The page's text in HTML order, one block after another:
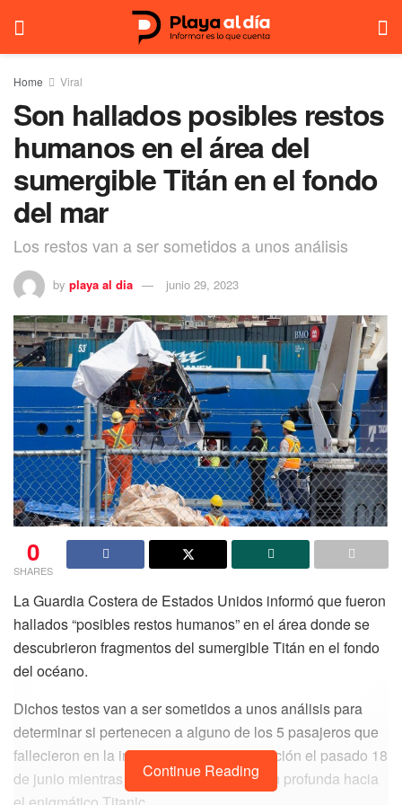
Home Viral
Son hallados posibles restos
humanos en el área del
sumergible Titán en el fondo
del mar
Los restos van a ser sometidos a unos análisis
by playa al dia junio 29, 2023
0
SHARES
La Guardia Costera de Estados Unidos informó que fueron
hallados “posibles restos humanos” en el área donde se
descubrieron fragmentos del sumergible Titán en el fondo
del océano.
Dichos testos van a ser sometidos a unos análisis para
determinar si pertenecen a alguno de los 5 pasajeros que
fallecieron en la implosión de la embarcación el pasado 18
de junio mientras realizaba una inmersión profunda hacia
Continue Reading